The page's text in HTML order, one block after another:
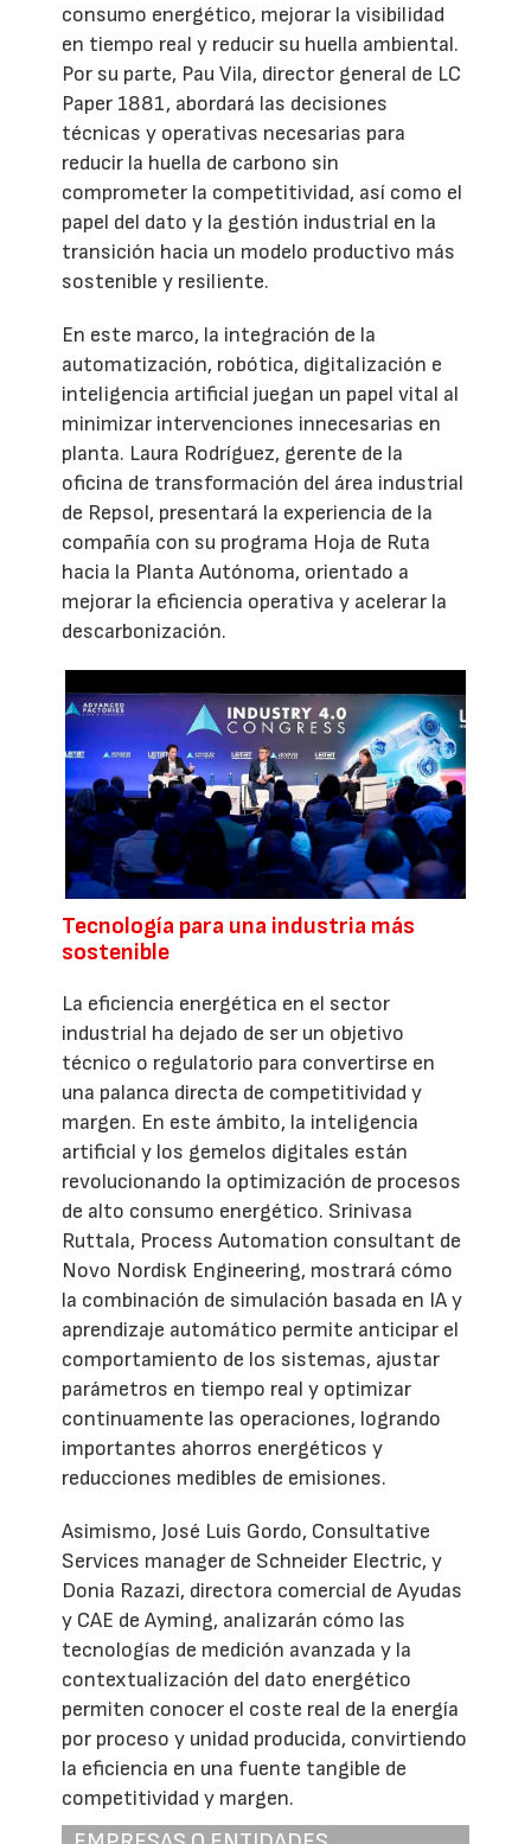
consumo energético, mejorar la visibilidad
en tiempo real y reducir su huella ambiental.
Por su parte, Pau Vila, director general de LC
Paper 1881, abordará las decisiones
técnicas y operativas necesarias para
reducir la huella de carbono sin
comprometer la competitividad, así como el
papel del dato y la gestión industrial en la
transición hacia un modelo productivo más
sostenible y resiliente.
En este marco, la integración de la
automatización, robótica, digitalización e
inteligencia artificial juegan un papel vital al
minimizar intervenciones innecesarias en
planta. Laura Rodríguez, gerente de la
oficina de transformación del área industrial
de Repsol, presentará la experiencia de la
compañía con su programa Hoja de Ruta
hacia la Planta Autónoma, orientado a
mejorar la eficiencia operativa y acelerar la
descarbonización.
Tecnología para una industria más
sostenible
La eficiencia energética en el sector
industrial ha dejado de ser un objetivo
técnico o regulatorio para convertirse en
una palanca directa de competitividad y
margen. En este ámbito, la inteligencia
artificial y los gemelos digitales están
revolucionando la optimización de procesos
de alto consumo energético. Srinivasa
Ruttala, Process Automation consultant de
Novo Nordisk Engineering, mostrará cómo
la combinación de simulación basada en IA y
aprendizaje automático permite anticipar el
comportamiento de los sistemas, ajustar
parámetros en tiempo real y optimizar
continuamente las operaciones, logrando
importantes ahorros energéticos y
reducciones medibles de emisiones.
Asimismo, José Luis Gordo, Consultative
Services manager de Schneider Electric, y
Donia Razazi, directora comercial de Ayudas
y CAE de Ayming, analizarán cómo las
tecnologías de medición avanzada y la
contextualización del dato energético
permiten conocer el coste real de la energía
por proceso y unidad producida, convirtiendo
la eficiencia en una fuente tangible de
competitividad y margen.